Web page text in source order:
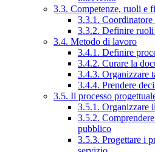
3.3. Competenze, ruoli e
3.3.1.
3.3.2. Definire ruoli
3.4. Metodo di lavoro
3.4.1. Definire
3.4.2. Curare la
3.4.3. Organizzare
3.4.4. Prendere
3.5. Il processo
3.5.1. Organizzare
3.5.2.
pubblico
3.5.3. Progettare i